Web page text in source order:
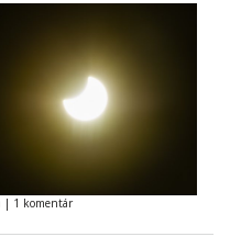
| 1 komentár